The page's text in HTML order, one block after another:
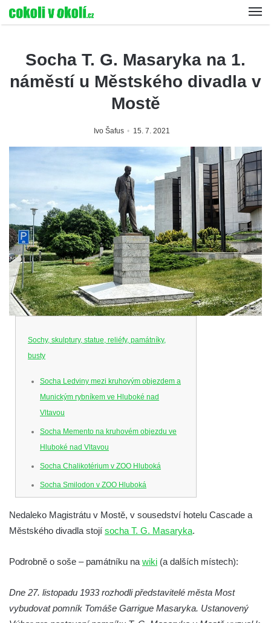
Socha T. G. Masaryka na 1.
náměstí u Městského divadla v
Mostě
Ivo Šafus 15. 7. 2021
Sochy, skulptury, statue, reliéfy, památníky,
busty
Socha Ledviny mezi kruhovým objezdem a
Munickým rybníkem ve Hluboké nad
Vltavou
Socha Memento na kruhovém objezdu ve
Hluboké nad Vltavou
Socha Chalikotérium v ZOO Hluboká
Socha Smilodon v ZOO Hluboká
Socha Koroun bezzubý v ZOO Hluboká
Socha Medvěd jeskynní v ZOO Hluboká
Socha Mamut srstnatý v ZOO Hluboká
Socha Orel v ZOO Hluboká
Nedaleko Magistrátu v Mostě, v sousedství hotelu Cascade a
Městského divadla stojí socha T. G. Masaryka.
Podrobně o soše – památníku na wiki (a dalších místech):
Dne 27. listopadu 1933 rozhodli představitelé města Most
vybudovat pomník Tomáše Garrigue Masaryka. Ustanovený